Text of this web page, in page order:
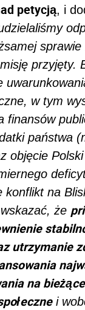
petycją, i
przyjęty.
w tym
finansów
państwa
objęcie
konflikt na
że
utrzymanie
na
i